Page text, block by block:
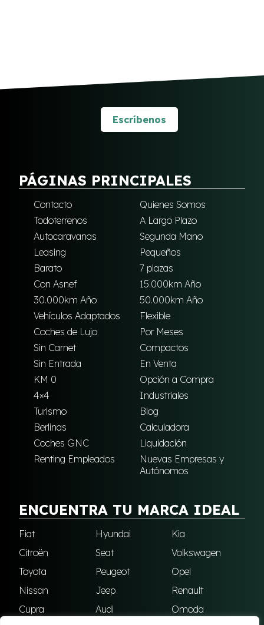
Escríbenos
PÁGINAS PRINCIPALES
Contacto
Quienes Somos
Todoterrenos
A Largo Plazo
Autocaravanas
Segunda Mano
Leasing
Pequeños
Barato
7 plazas
Con Asnef
15.000km Año
30.000km Año
50.000km Año
Vehículos Adaptados
Flexible
Coches de Lujo
Por Meses
Sin Carnet
Compactos
Sin Entrada
En Venta
KM 0
Opción a Compra
4×4
Industriales
Turismo
Blog
Berlinas
Calculadora
Coches GNC
Liquidación
Renting Empleados
Nuevas Empresas y
Autónomos
ENCUENTRA TU MARCA IDEAL
Fiat Hyundai
Kia
Citroën
Seat
Volkswagen
Toyota
Peugeot
Opel
Nissan
Jeep
Renault
Cupra
Audi
Omoda